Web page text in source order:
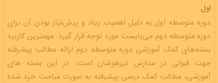
اول
دوره متوسطه اول به دلیل اهمیت زیاد و پیش‌نیاز بودن آن برای
دوره متوسطه دوم می‌بایست مورد توجه قرار گیرد. مهمترین کاربرد
بسته‌های کمک آموزشی دوره متوسطه دوم ارائه مطالب پیشرفته
جهت قبولی در مدارس تیزهوشان است. در این بسته های
آموزشی، مطالب کمک درسی پیشرفته به صورت مباحث خرد شده